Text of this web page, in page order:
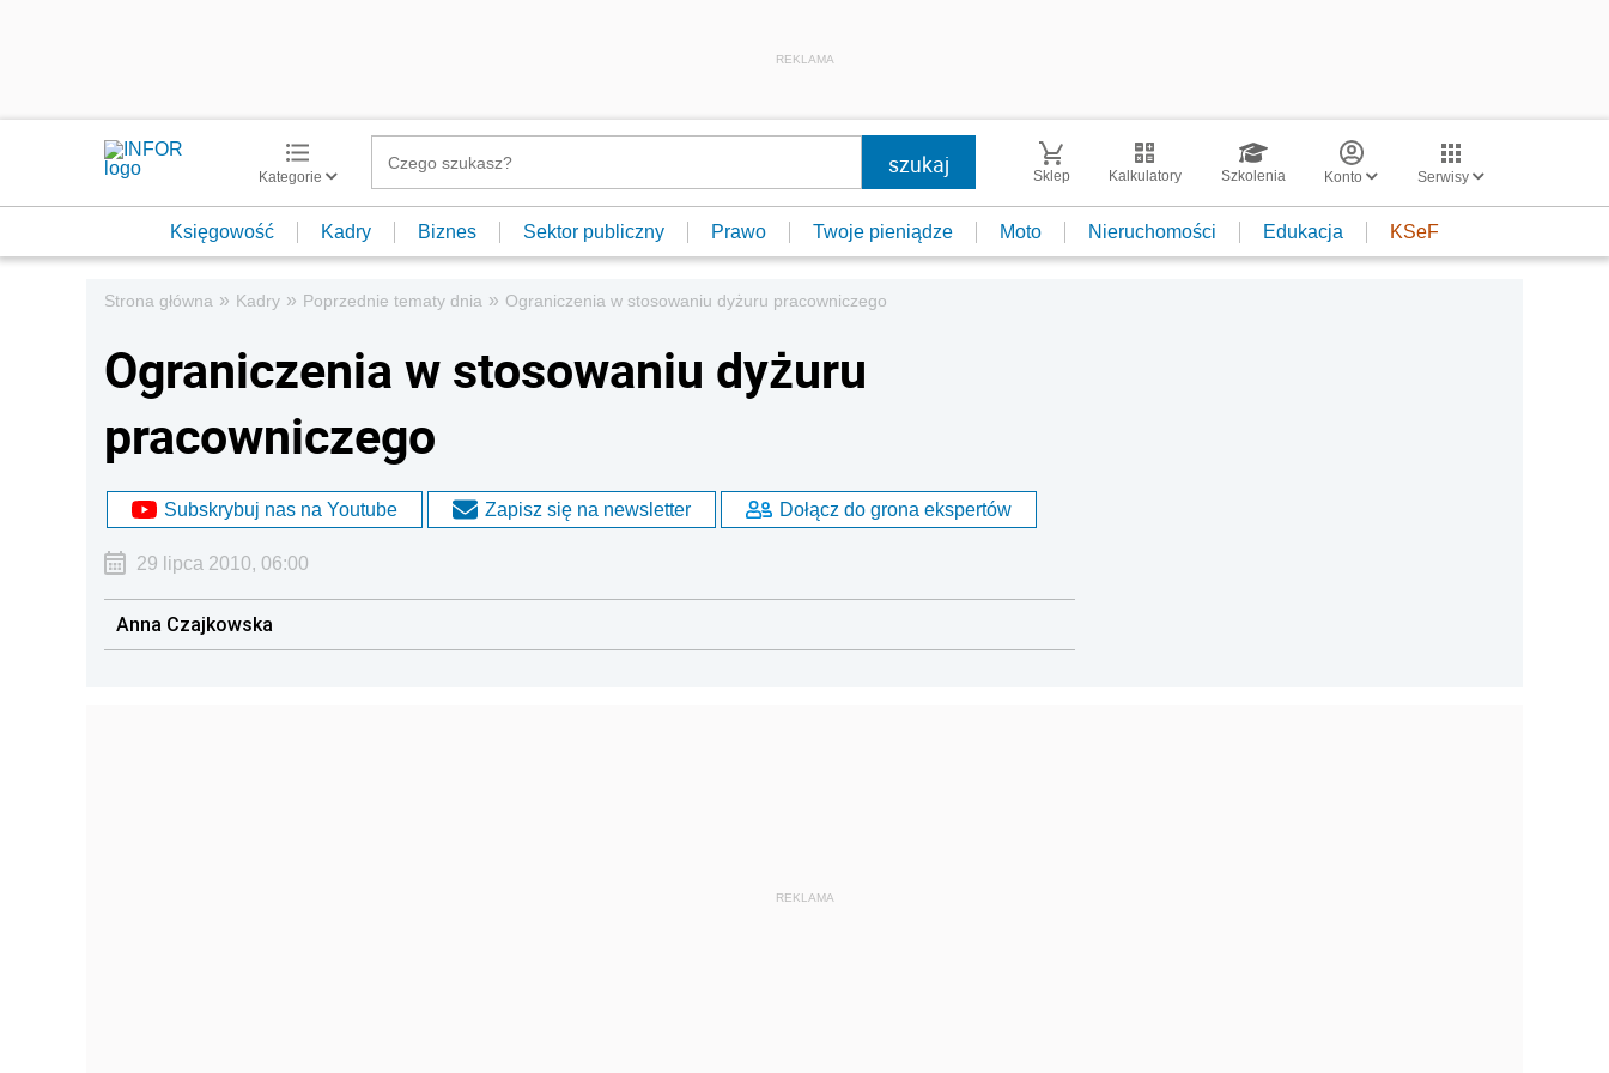
REKLAMA
Kategorie Sklep Kalkulatory Szkolenia Konto Serwisy
Księgowość Kadry Biznes Sektor publiczny Prawo Twoje pieniądze Moto Nieruchomości Edukacja KSeF
Strona główna » Kadry » Poprzednie tematy dnia » Ograniczenia w stosowaniu dyżuru pracowniczego
Ograniczenia w stosowaniu dyżuru
pracowniczego
Subskrybuj nas na Youtube Zapisz się na newsletter Dołącz do grona ekspertów
29 lipca 2010, 06:00
Anna Czajkowska